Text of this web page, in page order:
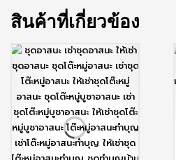
สินค้าที่เกี่ยวข้อง